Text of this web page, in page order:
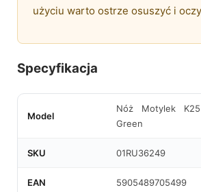
użyciu warto ostrze osuszyć i
Specyfikacja
Model
Nóż Motylek
Green
SKU 01RU36249
EAN 5905489705499